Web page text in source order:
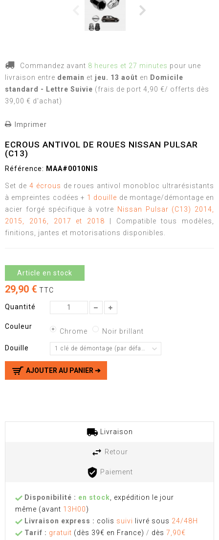
Commandez avant 8 heures et 27 minutes pour une
livraison entre demain et jeu. 13 août en Domicile
standard - Lettre Suivie (frais de port 4,90 €/ offerts dès
39,00 € d'achat)
Imprimer
ECROUS ANTIVOL DE ROUES NISSAN PULSAR
(C13)
Référence: MAA#0010NIS
Set de 4 écrous de roues antivol monobloc ultrarésistants
à empreintes codées + 1 douille de montage/démontage en
acier forgé spécifique à votre
Nissan Pulsar (C13) 2014,
2015, 2016, 2017 et 2018 | Compatible tous modèles,
finitions, jantes et motorisations disponibles.
Article en stock
29,90 € TTC
Quantité
Couleur
Chrome Noir brillant
Douille 1 clé de démontage (par défaut)
AJOUTER AU PANIER ➔
Livraison
Retour
Paiement
Disponibilité : en stock, expédition le jour
même (avant 13H00)
Livraison express : colis suivi livré sous 24/48H
Tarif : gratuit (dès 39€ en France) / dès 7,90€